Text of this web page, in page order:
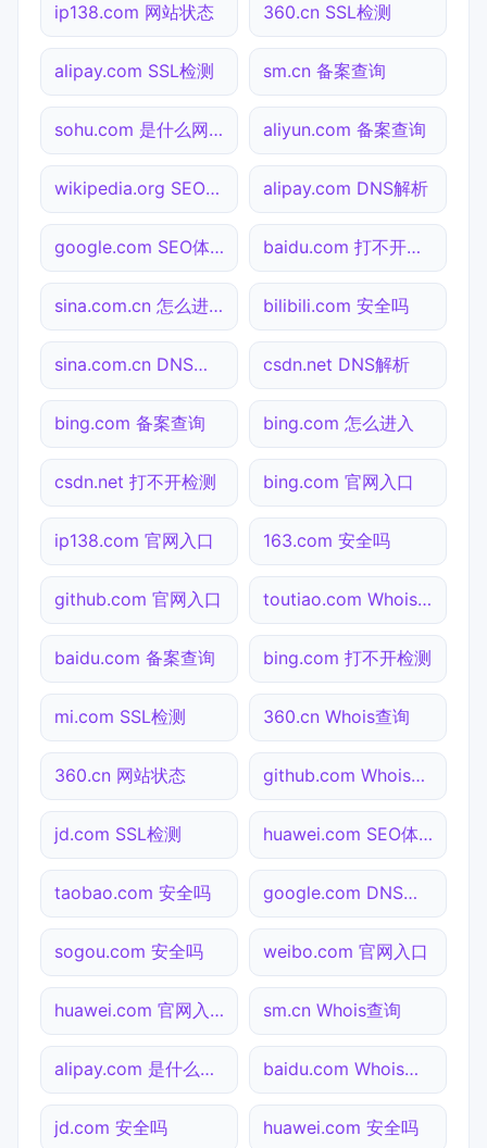
ip138.com 网站状态 360.cn SSL检测
alipay.com SSL检测 sm.cn 备案查询
sohu.com 是什么网站 aliyun.com 备案查询
wikipedia.org SEO体检 alipay.com DNS解析
google.com SEO体检 baidu.com 打不开检测
sina.com.cn 怎么进入 bilibili.com 安全吗
sina.com.cn DNS解析 csdn.net DNS解析
bing.com 备案查询 bing.com 怎么进入
csdn.net 打不开检测 bing.com 官网入口
ip138.com 官网入口 163.com 安全吗
github.com 官网入口 toutiao.com Whois查询
baidu.com 备案查询 bing.com 打不开检测
mi.com SSL检测 360.cn Whois查询
360.cn 网站状态 github.com Whois查询
jd.com SSL检测 huawei.com SEO体检
taobao.com 安全吗 google.com DNS解析
sogou.com 安全吗 weibo.com 官网入口
huawei.com 官网入口 sm.cn Whois查询
alipay.com 是什么网站 baidu.com Whois查询
jd.com 安全吗 huawei.com 安全吗